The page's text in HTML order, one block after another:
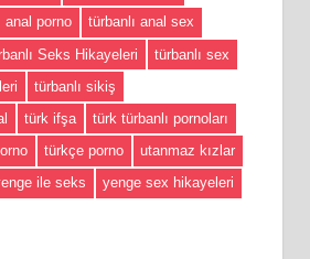
anal porno
türbanlı anal sex
Seks Hikayeleri
türbanlı sex
türbanlı sikiş
türk ifşa
türk türbanlı pornoları
türkçe porno
utanmaz kızlar
ile seks
yenge sex hikayeleri